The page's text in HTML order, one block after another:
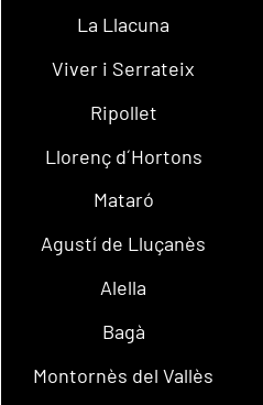
La Llacuna
Viver i Serrateix
Ripollet
Llorenç d´Hortons
Mataró
Agustí de Lluçanès
Alella
Bagà
Montornès del Vallès